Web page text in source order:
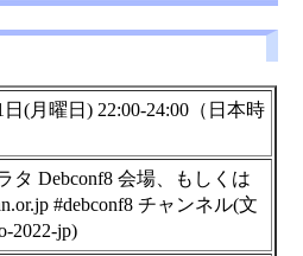
日(月曜日) 22:00-24:00（日本時
タ Debconf8 会場、もしくは
#debconf8 チャンネル(文
2022-jp)